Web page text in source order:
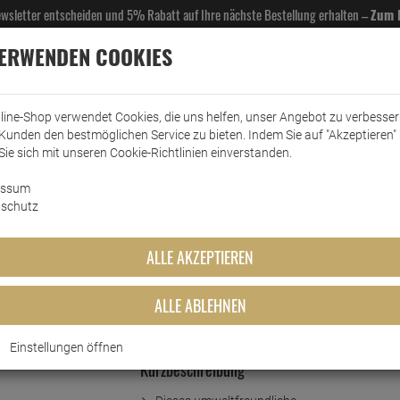
entscheiden und 5% Rabatt auf Ihre nächste Bestellung erhalten –Zum
& GASTROBEDARF DROGERIE KÜCHE & HAUSHALT KFZ
Reine Sauerstoffbleiche
Kurzbeschreibung
COOKIES
Shop verwendet Cookies, die uns helfen, unser Angebot zu
den bestmöglichen Service zu bieten. Indem Sie auf "Akzeptieren"
sich mit unseren Cookie-Richtlinien einverstanden.
ALLE AKZEPTIEREN
ALLE ABLEHNEN
Einstellungen öffnen